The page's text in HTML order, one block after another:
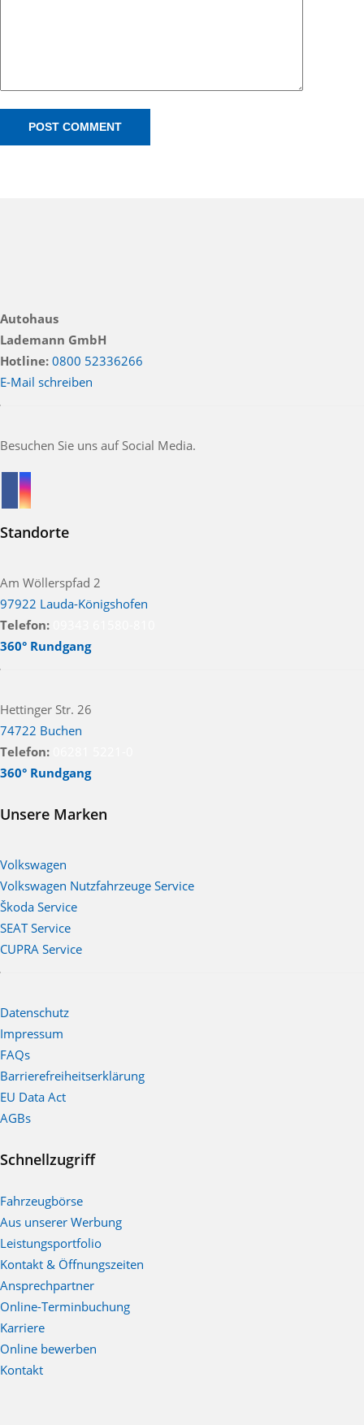
Autohaus
Lademann GmbH
Hotline: 0800 52336266
E-Mail schreiben
Besuchen Sie uns auf Social Media.
Standorte
Am Wöllerspfad 2
97922 Lauda-Königshofen
Telefon:
360° Rundgang
Hettinger Str. 26
74722 Buchen
Telefon:
360° Rundgang
Unsere Marken
Volkswagen
Volkswagen Nutzfahrzeuge Service
Škoda Service
SEAT Service
CUPRA Service
Datenschutz
Impressum
FAQs
Barrierefreiheitserklärung
EU Data Act
AGBs
Schnellzugriff
Fahrzeugbörse
Aus unserer Werbung
Leistungsportfolio
Kontakt & Öffnungszeiten
Ansprechpartner
Online-Terminbuchung
Karriere
Online bewerben
Kontakt